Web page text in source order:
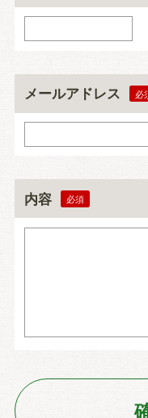
メールアドレス
内容